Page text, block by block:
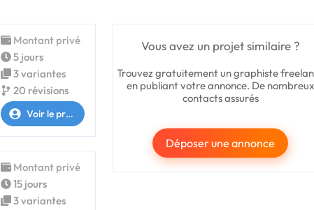
Vous avez un projet similaire ?
Trouvez gratuitement un graphiste
en publiant votre annonce. De nombreux
contacts assurés
Déposer une annonce
Montant privé
5 jours
3 variantes
20 révisions
Voir le profil
Montant privé
15 jours
3 variantes